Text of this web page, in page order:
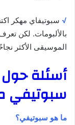
√ سبوتيفاي مهكر
بالألبومات. لكن
الموسيقى الأكثر
أسئلة
سبوتيفي
ما هو سبوتيفي؟